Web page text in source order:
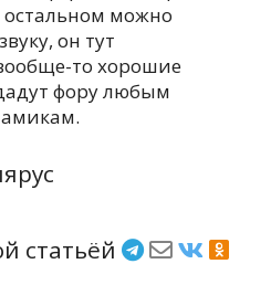
остальном можно
он тут
то хорошие
фору любым
статьёй